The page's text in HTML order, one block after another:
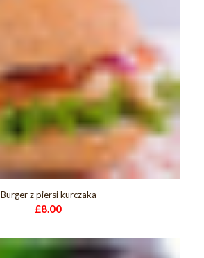
Burger z piersi kurczaka
£8.00